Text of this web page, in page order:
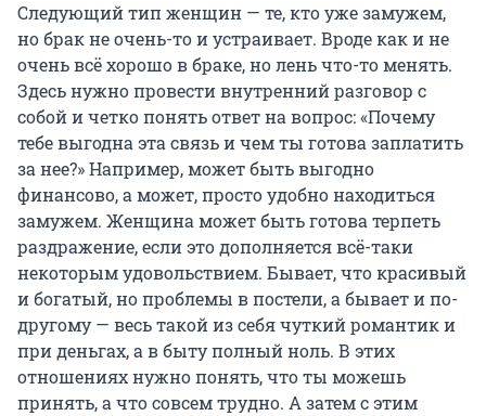
Следующий тип женщин — те, кто уже замужем,
но брак не очень-то и устраивает. Вроде как и не
очень всё хорошо в браке, но лень что-то менять.
Здесь нужно провести внутренний разговор с
собой и четко понять ответ на вопрос: «Почему
тебе выгодна эта связь и чем ты готова заплатить
за нее?» Например, может быть выгодно
финансово, а может, просто удобно находиться
замужем. Женщина может быть готова терпеть
раздражение, если это дополняется всё-таки
некоторым удовольствием. Бывает, что красивый
и богатый, но проблемы в постели, а бывает и по-
другому — весь такой из себя чуткий романтик и
при деньгах, а в быту полный ноль. В этих
отношениях нужно понять, что ты можешь
принять, а что совсем трудно. А затем с этим